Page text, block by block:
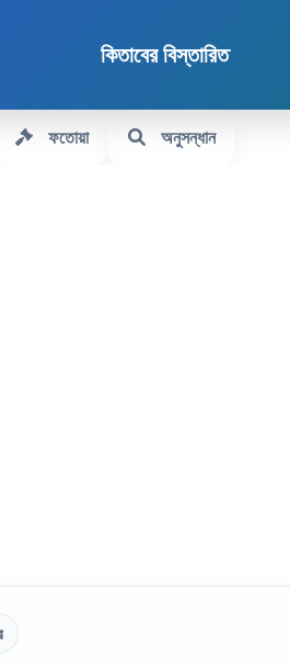
কিতাবের বিস্তারিত
ফতোয়া অনুসন্ধান